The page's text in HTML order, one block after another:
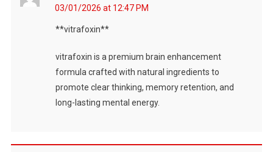
03/01/2026 at 12:47 PM
**vitrafoxin**
vitrafoxin is a premium brain enhancement
formula crafted with natural ingredients to
promote clear thinking, memory retention, and
long-lasting mental energy.